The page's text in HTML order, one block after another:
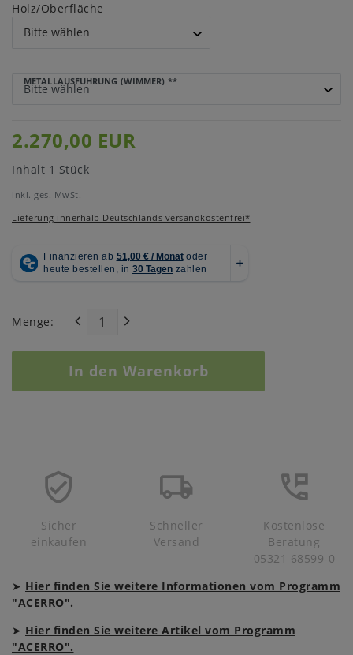
Holz/Oberfläche
METALLAUSFÜHRUNG (WIMMER) **
2.270,00 EUR
Inhalt 1 Stück
inkl. ges. MwSt.
Lieferung innerhalb Deutschlands versandkostenfrei*
Menge:
In den Warenkorb
Sicher
einkaufen
Schneller
Versand
Kostenlose
Beratung
05321 68599-0
➤ Hier finden Sie weitere Informationen vom Programm
"ACERRO".
➤ Hier finden Sie weitere Artikel vom Programm
"ACERRO".